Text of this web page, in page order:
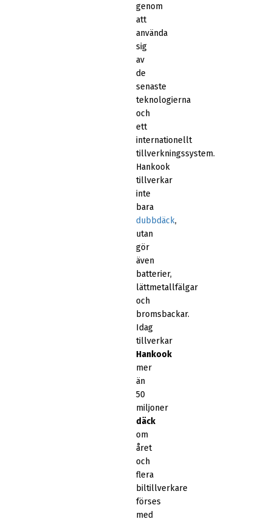
genom
att
använda
sig
av
de
senaste
teknologierna
och
ett
internationellt
tillverkningssystem.
Hankook
tillverkar
inte
bara
dubbdäck,
utan
gör
även
batterier,
lättmetallfälgar
och
bromsbackar.
Idag
tillverkar
Hankook
mer
än
50
miljoner
däck
om
året
och
flera
biltillverkare
förses
med